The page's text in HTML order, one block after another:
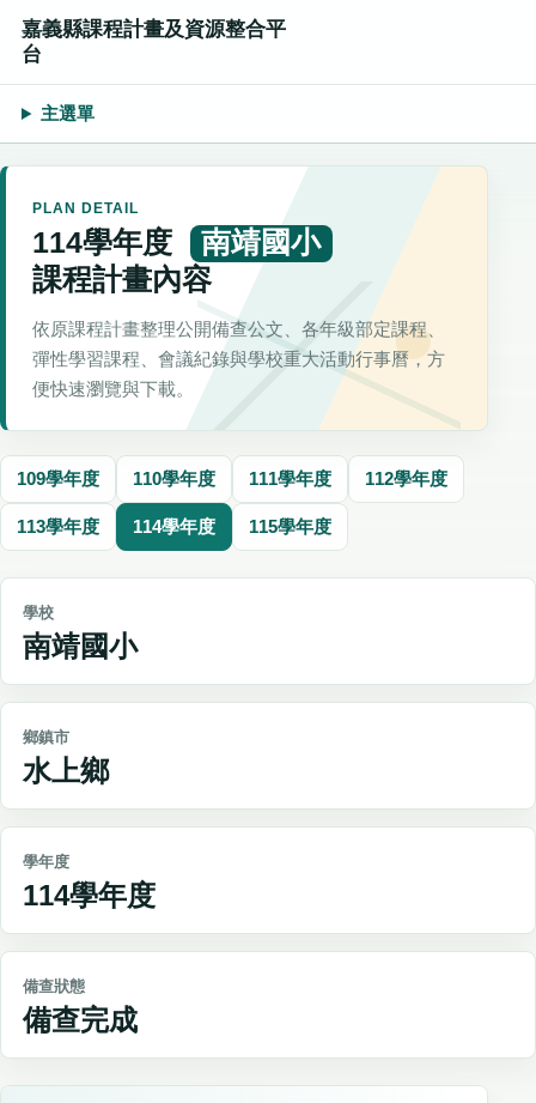
嘉義縣課程計畫及資源整合平
台
主選單
PLAN DETAIL
114學年度
南靖國小
課程計畫內容
依原課程計畫整理公開備查公文、各年級部定課程、
彈性學習課程、會議紀錄與學校重大活動行事曆，方
便快速瀏覽與下載。
109學年度 110學年度 111學年度 112學年度
113學年度 114學年度 115學年度
學校
南靖國小
鄉鎮市
水上鄉
學年度
114學年度
備查狀態
備查完成